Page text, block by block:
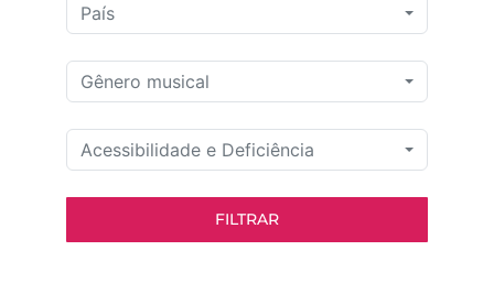
País
Gênero musical
Acessibilidade e Deficiência
FILTRAR